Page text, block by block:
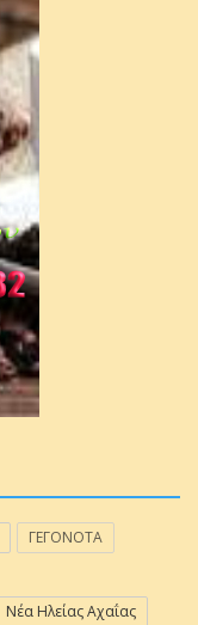
ΓΕΓΟΝΟΤΑ
Νέα Ηλείας Αχαΐας